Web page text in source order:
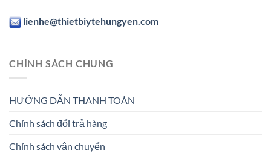
lienhe@thietbiytehungyen.com
CHÍNH SÁCH CHUNG
HƯỚNG DẪN THANH TOÁN
Chính sách đổi trả hàng
Chính sách vận chuyển